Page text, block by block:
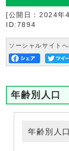
[公開日： 2024年
ID:7894
ソーシャルサイト
年齢別人口
年齢別人